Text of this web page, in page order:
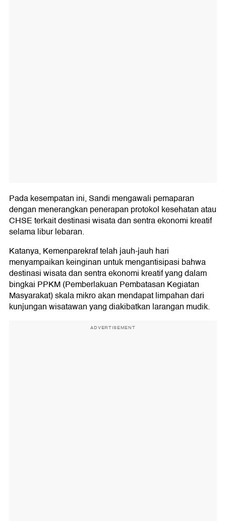
Pada kesempatan ini, Sandi mengawali pemaparan
dengan menerangkan penerapan protokol kesehatan atau
CHSE terkait destinasi wisata dan sentra ekonomi kreatif
selama libur lebaran.
Katanya, Kemenparekraf telah jauh-jauh hari
menyampaikan keinginan untuk mengantisipasi bahwa
destinasi wisata dan sentra ekonomi kreatif yang dalam
bingkai PPKM (Pemberlakuan Pembatasan Kegiatan
Masyarakat) skala mikro akan mendapat limpahan dari
kunjungan wisatawan yang diakibatkan larangan mudik.
ADVERTISEMENT